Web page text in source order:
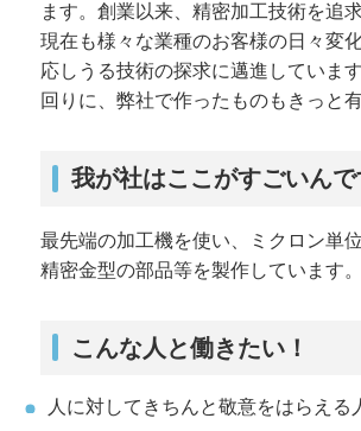
ます。創業以来、精密加工技術を追
現在も様々な業種のお客様の日々変
応しうる技術の探求に邁進していま
回りに、弊社で作ったものもきっと有
我が社はここがすごいんで
最先端の加工機を使い、ミクロン単
精密金型の部品等を製作しています。
こんな人と働きたい！
人に対してきちんと敬意をはらえる